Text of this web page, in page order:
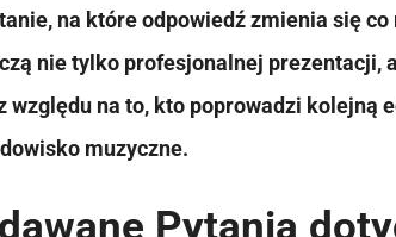
na które odpowiedź zmienia się
nie tylko profesjonalnej prezentacji,
na to, kto poprowadzi kolejną
muzyczne.
Pytania